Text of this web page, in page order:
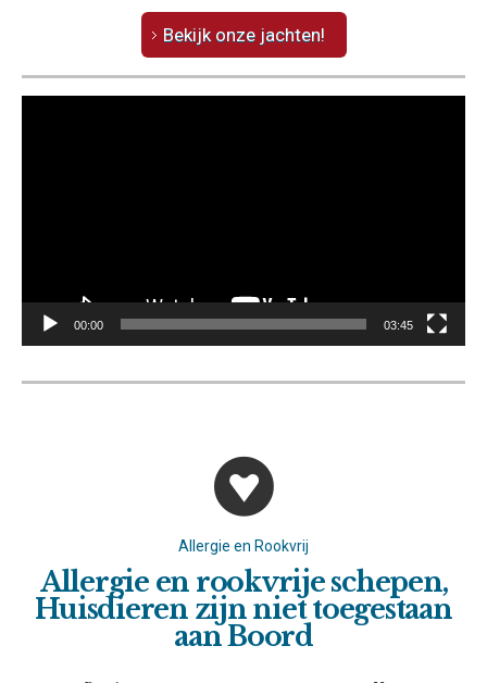
Bekijk onze jachten!
00:00 03:45
Allergie en Rookvrij
Allergie en rookvrije schepen,
Huisdieren zijn niet toegestaan
aan Boord